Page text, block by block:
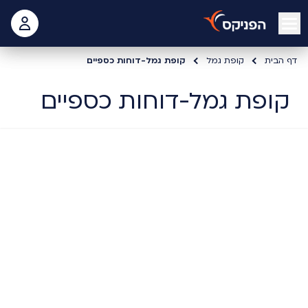
open mobile menu
דף הבית קופת גמל קופת גמל-דוחות כספיים
קופת גמל-דוחות כספיים